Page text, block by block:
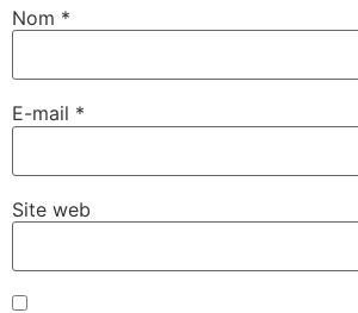
Nom *
E-mail *
Site web